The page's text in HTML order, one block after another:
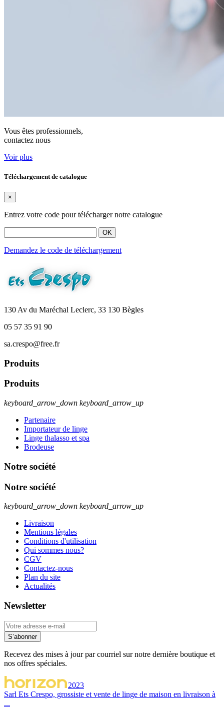
Vous êtes professionnels,
contactez nous
Voir plus
Téléchargement de catalogue
×
Entrez votre code pour télécharger notre catalogue
OK
Demandez le code de téléchargement
130 Av du Maréchal Leclerc, 33 130 Bègles
05 57 35 91 90
sa.crespo@free.fr
Produits
Produits
keyboard_arrow_down keyboard_arrow_up
Partenaire
Importateur de linge
Linge thalasso et spa
Brodeuse
Notre société
Notre société
keyboard_arrow_down keyboard_arrow_up
Livraison
Mentions légales
Conditions d'utilisation
Qui sommes nous?
CGV
Contactez-nous
Plan du site
Actualités
Newsletter
S’abonner
Recevez des mises à jour par courriel sur notre dernière boutique et
nos offres spéciales.
2023
Sarl Ets Crespo, grossiste et vente de linge de maison en livraison à
...